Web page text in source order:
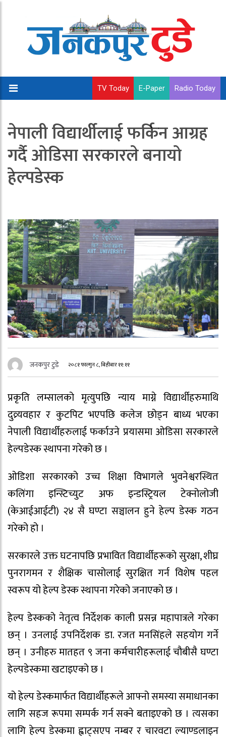
TV Today E-Paper Radio Today
नेपाली विद्यार्थीलाई फर्किन आग्रह
गर्दै ओडिसा सरकारले बनायो
हेल्पडेस्क
जनकपुर टुडे २०८१ फाल्गुन ८, बिहीबार ११:११
प्रकृति लम्सालको मृत्युपछि न्याय माग्ने विद्यार्थीहरुमाथि
दुव्र्यवहार र कुटपिट भएपछि कलेज छोड्न बाध्य भएका
नेपाली विद्यार्थीहरुलाई फर्काउने प्रयासमा ओडिसा सरकारले
हेल्पडेस्क स्थापना गरेको छ ।
ओडिशा सरकारको उच्च शिक्षा विभागले भुवनेश्वरस्थित
कलिंगा इन्स्टिच्युट अफ इन्डस्ट्रियल टेक्नोलोजी
(केआईआईटी) २४ सै घण्टा सञ्चालन हुने हेल्प डेस्क गठन
गरेको हो ।
सरकारले उक्त घटनापछि प्रभावित विद्यार्थीहरूको सुरक्षा, शीघ्र
पुनरागमन र शैक्षिक चासोलाई सुरक्षित गर्न विशेष पहल
स्वरूप यो हेल्प डेस्क स्थापना गरेको जनाएको छ ।
हेल्प डेस्कको नेतृत्व निर्देशक काली प्रसन्न महापात्रले गरेका
छन् । उनलाई उपनिर्देशक डा. रजत मनसिंहले सहयोग गर्ने
छन् । उनीहरु मातहत ९ जना कर्मचारीहरूलाई चौबीसै घण्टा
हेल्पडेस्कमा खटाइएको छ ।
यो हेल्प डेस्कमार्फत विद्यार्थीहरूले आफ्नो समस्या समाधानका
लागि सहज रूपमा सम्पर्क गर्न सक्ने बताइएको छ । त्यसका
लागि हेल्प डेस्कमा ह्वाट्सएप नम्बर र चारवटा ल्याण्डलाइन